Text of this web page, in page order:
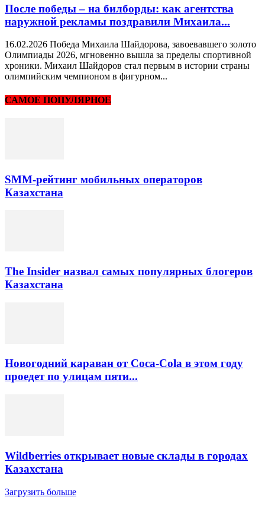
После победы – на билборды: как агентства
наружной рекламы поздравили Михаила...
16.02.2026 Победа Михаила Шайдорова, завоевавшего золото
Олимпиады 2026, мгновенно вышла за пределы спортивной
хроники. Михаил Шайдоров стал первым в истории страны
олимпийским чемпионом в фигурном...
САМОЕ ПОПУЛЯРНОЕ
SMM-рейтинг мобильных операторов
Казахстана
The Insider назвал самых популярных блогеров
Казахстана
Новогодний караван от Coca-Cola в этом году
проедет по улицам пяти...
Wildberries открывает новые склады в городах
Казахстана
Загрузить больше